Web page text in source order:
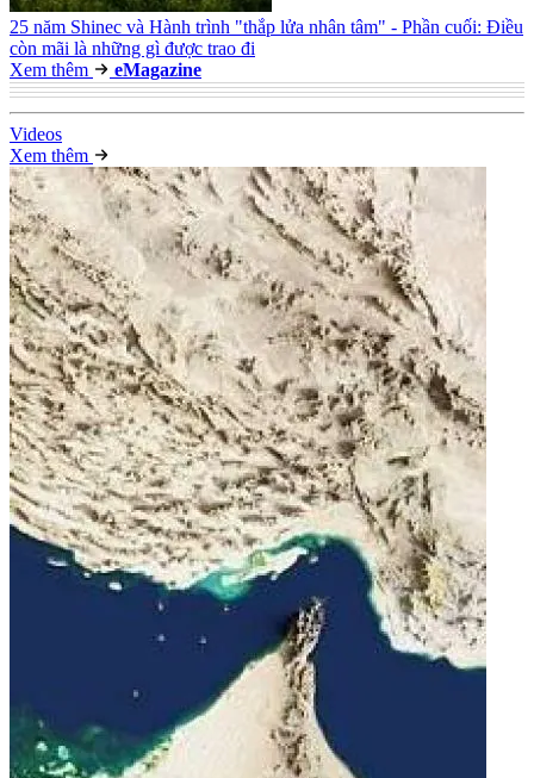
25 năm Shinec và Hành trình "thắp lửa nhân tâm" - Phần cuối: Điều
còn mãi là những gì được trao đi
Xem thêm
eMagazine
Videos
Xem thêm